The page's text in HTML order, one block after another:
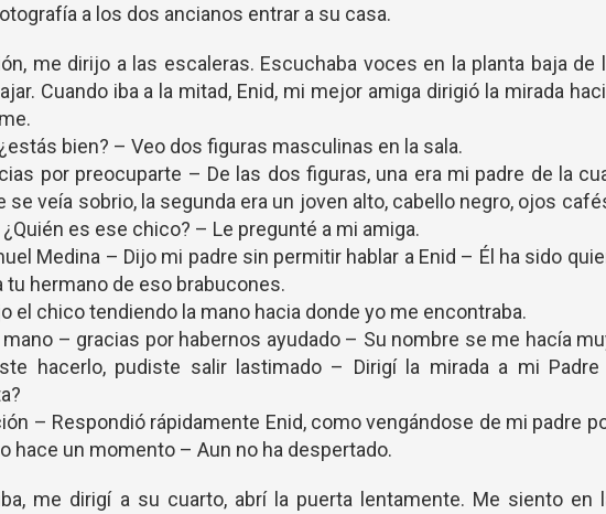
a los dos ancianos entrar a su casa.
me dirijo a las escaleras. Escuchaba voces en la planta baja de
Cuando iba a la mitad, Enid, mi mejor amiga dirigió la mirada
bien? – Veo dos figuras masculinas en la sala.
por preocuparte – De las dos figuras, una era mi padre de la
veía sobrio, la segunda era un joven alto, cabello negro, ojos
es ese chico? – Le pregunté a mi amiga.
Medina – Dijo mi padre sin permitir hablar a Enid – Él ha sido
tu hermano de eso brabucones.
el chico tendiendo la mano hacia donde yo me encontraba.
– gracias por habernos ayudado – Su nombre se me hacía
hacerlo, pudiste salir lastimado – Dirigí la mirada a mi Padre
– Respondió rápidamente Enid, como vengándose de mi padre
hace un momento – Aun no ha despertado.
me dirigí a su cuarto, abrí la puerta lentamente. Me siento en